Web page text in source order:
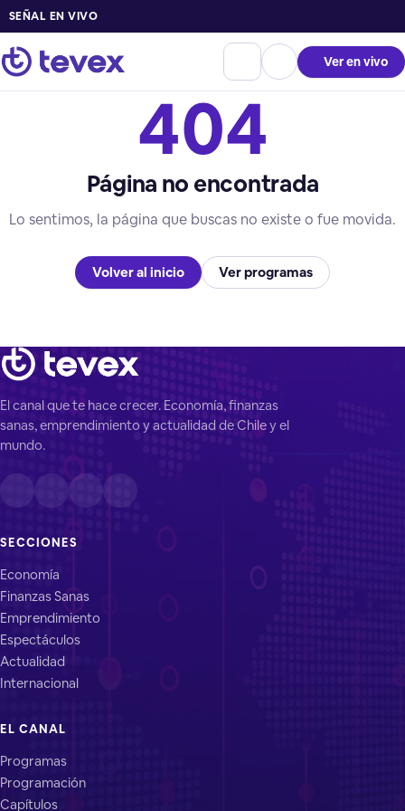
SEÑAL EN VIVO
Ver en vivo
404
Página no encontrada
Lo sentimos, la página que buscas no existe o fue movida.
Volver al inicio Ver programas
El canal que te hace crecer. Economía, finanzas
sanas, emprendimiento y actualidad de Chile y el
mundo.
SECCIONES
Economía
Finanzas Sanas
Emprendimiento
Espectáculos
Actualidad
Internacional
EL CANAL
Programas
Programación
Capítulos